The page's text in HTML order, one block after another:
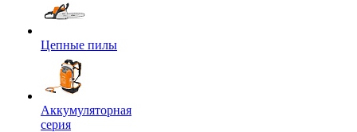
Цепные пилы
Аккумуляторная
серия